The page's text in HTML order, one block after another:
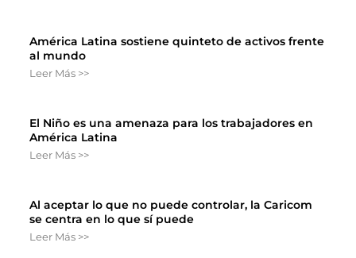
América Latina sostiene quinteto de activos frente
al mundo
Leer Más >>
El Niño es una amenaza para los trabajadores en
América Latina
Leer Más >>
Al aceptar lo que no puede controlar, la Caricom
se centra en lo que sí puede
Leer Más >>